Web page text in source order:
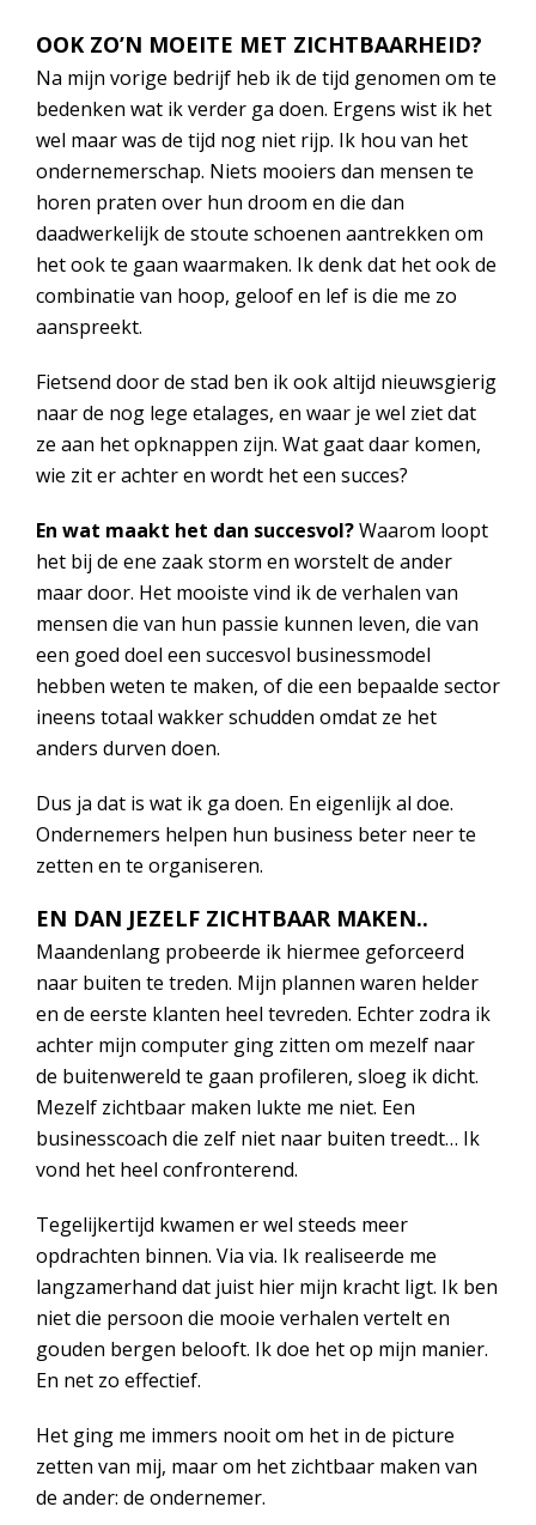
OOK ZO’N MOEITE MET ZICHTBAARHEID?
Na mijn vorige bedrijf heb ik de tijd genomen om te
bedenken wat ik verder ga doen. Ergens wist ik het
wel maar was de tijd nog niet rijp. Ik hou van het
ondernemerschap. Niets mooiers dan mensen te
horen praten over hun droom en die dan
daadwerkelijk de stoute schoenen aantrekken om
het ook te gaan waarmaken. Ik denk dat het ook de
combinatie van hoop, geloof en lef is die me zo
aanspreekt.
Fietsend door de stad ben ik ook altijd nieuwsgierig
naar de nog lege etalages, en waar je wel ziet dat
ze aan het opknappen zijn. Wat gaat daar komen,
wie zit er achter en wordt het een succes?
En wat maakt het dan succesvol?Waarom loopt
het bij de ene zaak storm en worstelt de ander
maar door. Het mooiste vind ik de verhalen van
mensen die van hun passie kunnen leven, die van
een goed doel een succesvol businessmodel
hebben weten te maken, of die een bepaalde sector
ineens totaal wakker schudden omdat ze het
anders durven doen.
Dus ja dat is wat ik ga doen. En eigenlijk al doe.
Ondernemers helpen hun business beter neer te
zetten en te organiseren.
EN DAN JEZELF ZICHTBAAR MAKEN..
Maandenlang probeerde ik hiermee geforceerd
naar buiten te treden. Mijn plannen waren helder
en de eerste klanten heel tevreden. Echter zodra ik
achter mijn computer ging zitten om mezelf naar
de buitenwereld te gaan profileren, sloeg ik dicht.
Mezelf zichtbaar maken lukte me niet. Een
businesscoach die zelf niet naar buiten treedt… Ik
vond het heel confronterend.
Tegelijkertijd kwamen er wel steeds meer
opdrachten binnen. Via via. Ik realiseerde me
langzamerhand dat juist hier mijn kracht ligt. Ik ben
niet die persoon die mooie verhalen vertelt en
gouden bergen belooft. Ik doe het op mijn manier.
En net zo effectief.
Het ging me immers nooit om het in de picture
zetten van mij, maar om het zichtbaar maken van
de ander: de ondernemer.